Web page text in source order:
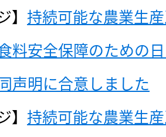
】 持続可能な農業生
料安全保障のための
声明に合意しました
】 持続可能な農業生